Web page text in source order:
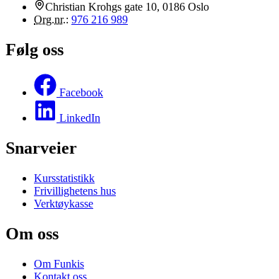
Christian Krohgs gate 10, 0186 Oslo
Org.nr.: 976 216 989
Følg oss
Facebook
LinkedIn
Snarveier
Kursstatistikk
Frivillighetens hus
Verktøykasse
Om oss
Om Funkis
Kontakt oss